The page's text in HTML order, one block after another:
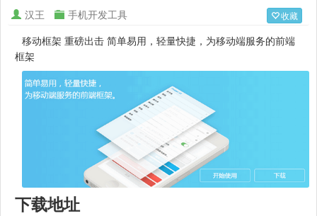
汉王 手机开发工具 收藏
移动框架 重磅出击 简单易用，轻量快捷，为移动端服务的前端
框架
下载地址